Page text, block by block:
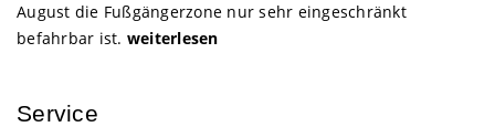
August die Fußgängerzone nur sehr eingeschränkt
befahrbar ist. weiterlesen
Service